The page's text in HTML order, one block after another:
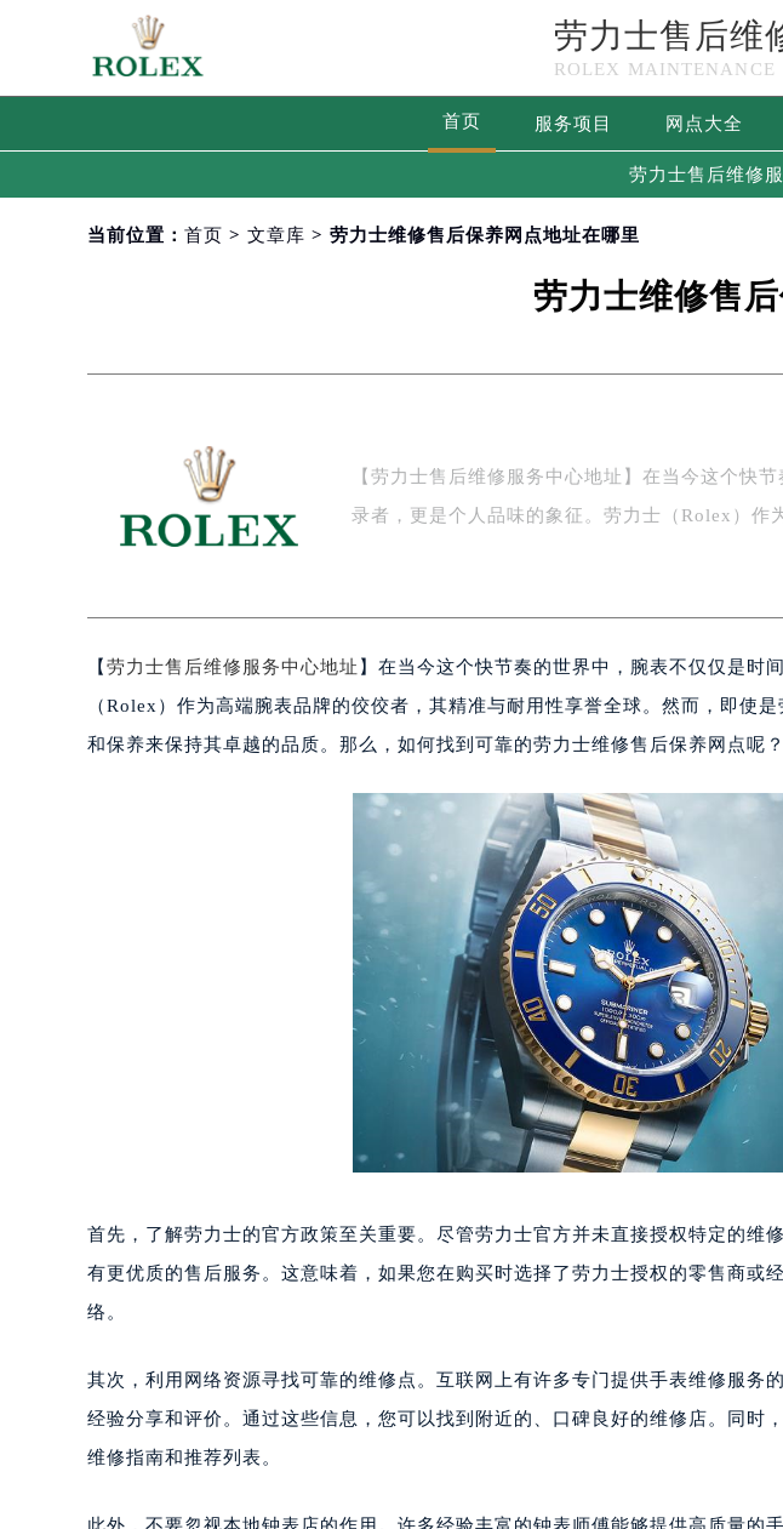
劳力士售后维
ROLEX MAINTENANCE
首页 服务项目 网点大全
劳力士售后维修
当前位置： 首页 > 文章库 > 劳力士维修售后保养网点地址在哪里
劳力士维修售
【劳力士售后维修服务中心地址】在当今这个快
录者，更是个人品味的象征。劳力士（Rolex）
【 劳力士售后维修服务中心地址 】在当今这个快节奏的世界中，腕表不仅仅是时
（Rolex）作为高端腕表品牌的佼佼者，其精准与耐用性享誉全球。然而，即使
和保养来保持其卓越的品质。那么，如何找到可靠的劳力士维修售后保养网点呢？
首先，了解劳力士的官方政策至关重要。尽管劳力士官方并未直接授权特定的维
有更优质的售后服务。这意味着，如果您在购买时选择了劳力士授权的零售商或
络。
其次，利用网络资源寻找可靠的维修点。互联网上有许多专门提供手表维修服务
经验分享和评价。通过这些信息，您可以找到附近的、口碑良好的维修店。同时
维修指南和推荐列表。